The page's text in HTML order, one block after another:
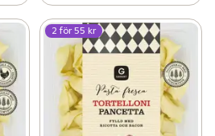
2 för 55 kr